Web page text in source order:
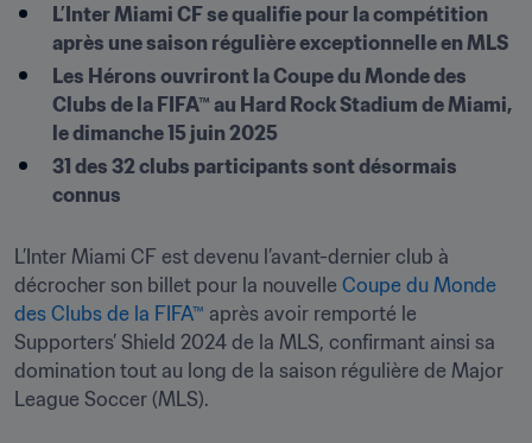
L’Inter Miami CF se qualifie pour la compétition
après une saison régulière exceptionnelle en MLS
Les Hérons ouvriront la Coupe du Monde des
Clubs de la FIFA™ au Hard Rock Stadium de Miami,
le dimanche 15 juin 2025
31 des 32 clubs participants sont désormais
connus
L’Inter Miami CF est devenu l’avant-dernier club à
décrocher son billet pour la nouvelle Coupe du Monde
des Clubs de la FIFA™ après avoir remporté le
Supporters’ Shield 2024 de la MLS, confirmant ainsi sa
domination tout au long de la saison régulière de Major
League Soccer (MLS).